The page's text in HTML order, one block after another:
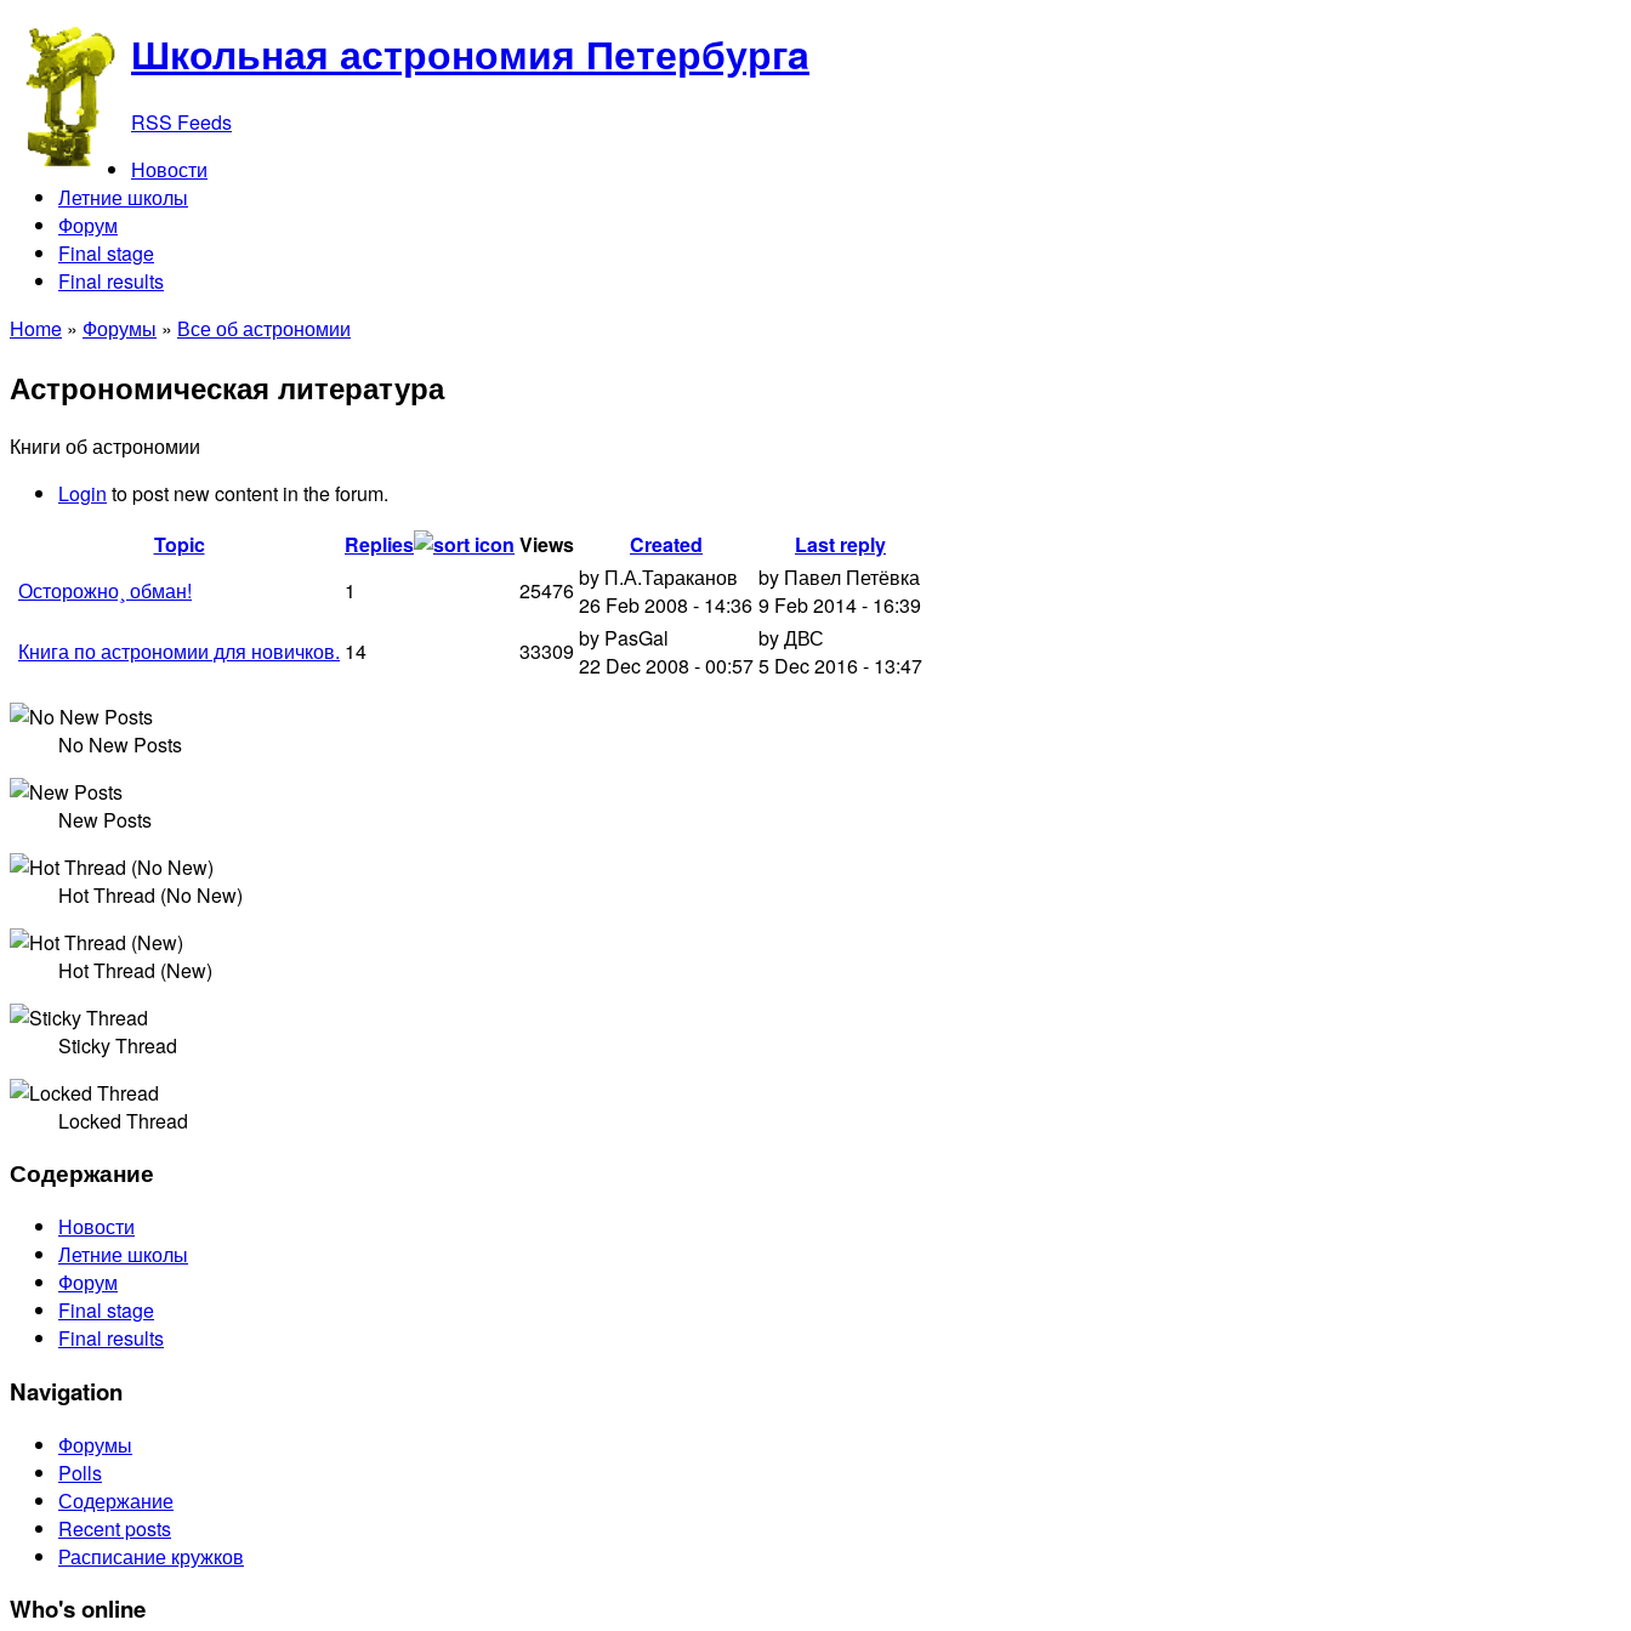
Школьная астрономия Петербургa
RSS Feeds
Новости
Летние школы
Форум
Final stage
Final results
Home » Форумы » Все об астрономии
Астрономическая литература
Книги об астрономии
Login to post new content in the forum.
Topic
Replies Views Created
Last reply
Осторожно¸ обман!
1 25476by П.А.Тараканов
26 Feb 2008 - 14:36
by Павел Петёвка
9 Feb 2014 - 16:39
Книга по астрономии для новичков. 14 33309by PasGal
22 Dec 2008 - 00:57
by ДВС
5 Dec 2016 - 13:47
No New Posts
New Posts
Hot Thread (No New)
Hot Thread (New)
Sticky Thread
Locked Thread
Содержание
Новости
Летние школы
Форум
Final stage
Final results
Navigation
Форумы
Polls
Содержание
Recent posts
Расписание кружков
Who's online